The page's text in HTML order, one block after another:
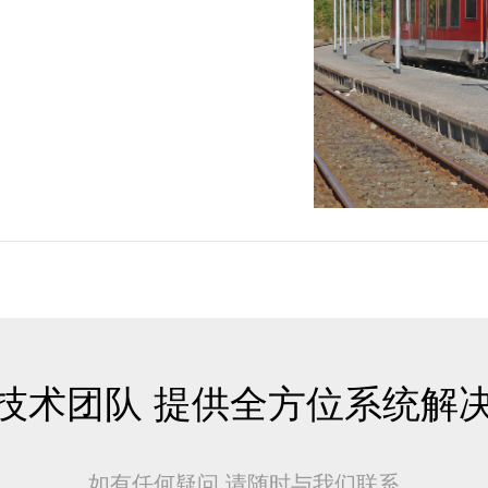
术团队 提供全方位系统解